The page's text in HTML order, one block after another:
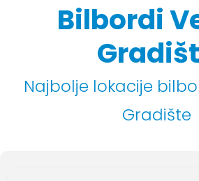
Bilbordi
Najbolje lokacije
Gradište